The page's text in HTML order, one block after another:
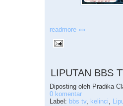
readmore »»
LIPUTAN BBS
Diposting oleh Pradika
0 komentar
Label: bbs tv, kelinci,